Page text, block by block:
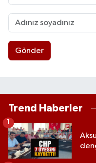
Gönder
Trend Haberler